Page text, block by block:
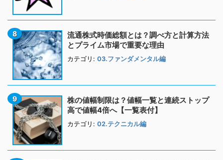
流通株式時価総額とは？調べ方と計算方法
とプライム市場で重要な理由
カテゴリ: 03.ファンダメンタル編
株の値幅制限は？値幅一覧と連続ストップ
高で値幅4倍へ【一覧表付】
カテゴリ: 02.テクニカル編